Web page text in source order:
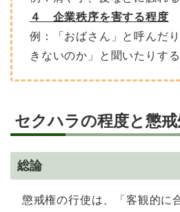
４ 企業秩序を害する程度
例：「おばさん」と呼んだ
きないのか」と聞いたりす
セクハラの程度と懲
総論
懲戒権の行使は、「客観的に